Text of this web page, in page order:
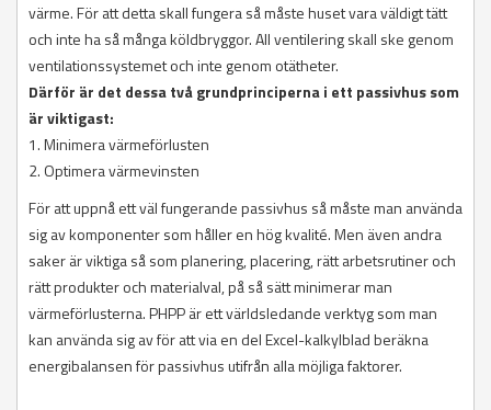
värme. För att detta skall fungera så måste huset vara väldigt tätt
och inte ha så många köldbryggor. All ventilering skall ske genom
ventilationssystemet och inte genom otätheter.
Därför är det dessa två grundprinciperna i ett passivhus som
är viktigast:
1. Minimera värmeförlusten
2. Optimera värmevinsten
För att uppnå ett väl fungerande passivhus så måste man använda
sig av komponenter som håller en hög kvalité. Men även andra
saker är viktiga så som planering, placering, rätt arbetsrutiner och
rätt produkter och materialval, på så sätt minimerar man
värmeförlusterna. PHPP är ett världsledande verktyg som man
kan använda sig av för att via en del Excel-kalkylblad beräkna
energibalansen för passivhus utifrån alla möjliga faktorer.